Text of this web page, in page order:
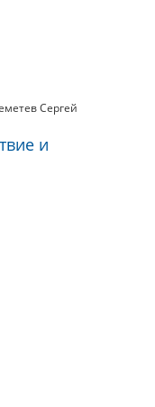
Сергей
и